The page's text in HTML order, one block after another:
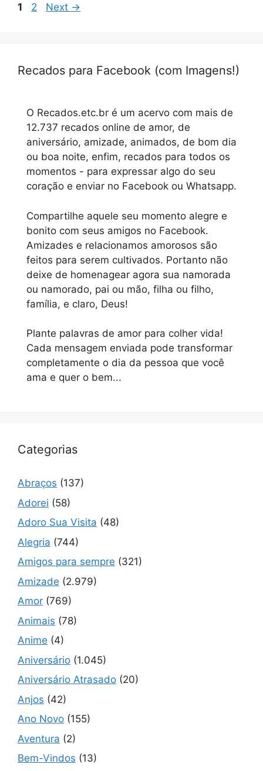
Page
1 Page
2 Next →
Recados para Facebook (com Imagens!)
O Recados.etc.br é um acervo com mais de
12.737 recados online de amor, de
aniversário, amizade, animados, de bom dia
ou boa noite, enfim, recados para todos os
momentos - para expressar algo do seu
coração e enviar no Facebook ou Whatsapp.
Compartilhe aquele seu momento alegre e
bonito com seus amigos no Facebook.
Amizades e relacionamos amorosos são
feitos para serem cultivados. Portanto não
deixe de homenagear agora sua namorada
ou namorado, pai ou mão, filha ou filho,
família, e claro, Deus!
Plante palavras de amor para colher vida!
Cada mensagem enviada pode transformar
completamente o dia da pessoa que você
ama e quer o bem...
Categorias
Abraços (137)
Adorei (58)
Adoro Sua Visita (48)
Alegria (744)
Amigos para sempre (321)
Amizade (2.979)
Amor (769)
Animais (78)
Anime (4)
Aniversário (1.045)
Aniversário Atrasado (20)
Anjos (42)
Ano Novo (155)
Aventura (2)
Bem-Vindos (13)